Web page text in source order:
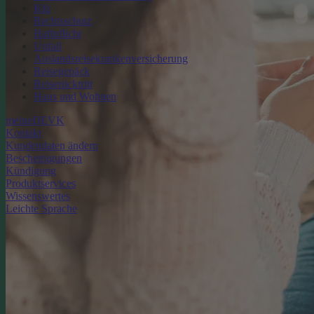
Kfz
Rechtsschutz
Haftpflicht
Unfall
Auslandsreisekrankenversicherung
Reisegepäck
Reiserücktritt
Haus und Wohnen
meineDEVK
Kontakt
Kundendaten ändern
Bescheinigungen
Kündigung
Produktservices
Wissenswertes
Leichte Sprache